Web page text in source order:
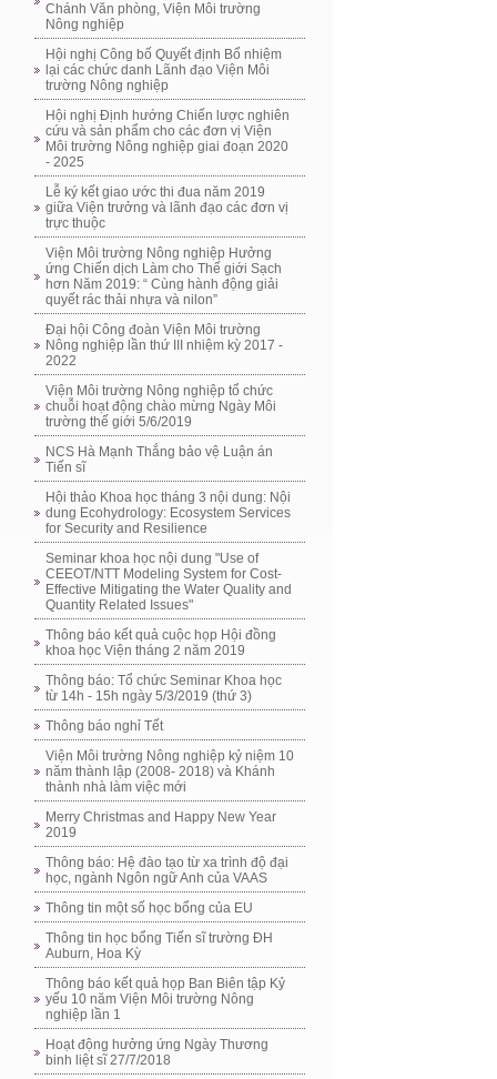
Chánh Văn phòng, Viện Môi trường
Nông nghiệp
Hội nghị Công bố Quyết định Bổ nhiệm
lại các chức danh Lãnh đạo Viện Môi
trường Nông nghiệp
Hội nghị Định hướng Chiến lược nghiên
cứu và sản phẩm cho các đơn vị Viện
Môi trường Nông nghiệp giai đoạn 2020
- 2025
Lễ ký kết giao ước thi đua năm 2019
giữa Viện trưởng và lãnh đạo các đơn vị
trực thuộc
Viện Môi trường Nông nghiệp Hưởng
ứng Chiến dịch Làm cho Thế giới Sạch
hơn Năm 2019: “ Cùng hành động giải
quyết rác thải nhựa và nilon”
Đại hội Công đoàn Viện Môi trường
Nông nghiệp lần thứ III nhiệm kỳ 2017 -
2022
Viện Môi trường Nông nghiệp tổ chức
chuỗi hoạt động chào mừng Ngày Môi
trường thế giới 5/6/2019
NCS Hà Mạnh Thắng bảo vệ Luận án
Tiến sĩ
Hội thảo Khoa học tháng 3 nội dung: Nội
dung Ecohydrology: Ecosystem Services
for Security and Resilience
Seminar khoa học nội dung "Use of
CEEOT/NTT Modeling System for Cost-
Effective Mitigating the Water Quality and
Quantity Related Issues"
Thông báo kết quả cuộc họp Hội đồng
khoa học Viện tháng 2 năm 2019
Thông báo: Tổ chức Seminar Khoa học
từ 14h - 15h ngày 5/3/2019 (thứ 3)
Thông báo nghỉ Tết
Viện Môi trường Nông nghiệp kỷ niệm 10
năm thành lập (2008- 2018) và Khánh
thành nhà làm việc mới
Merry Christmas and Happy New Year
2019
Thông báo: Hệ đào tạo từ xa trình độ đại
học, ngành Ngôn ngữ Anh của VAAS
Thông tin một số học bổng của EU
Thông tin học bổng Tiến sĩ trường ĐH
Auburn, Hoa Kỳ
Thông báo kết quả họp Ban Biên tập Kỷ
yếu 10 năm Viện Môi trường Nông
nghiệp lần 1
Hoạt động hưởng ứng Ngày Thương
binh liệt sĩ 27/7/2018